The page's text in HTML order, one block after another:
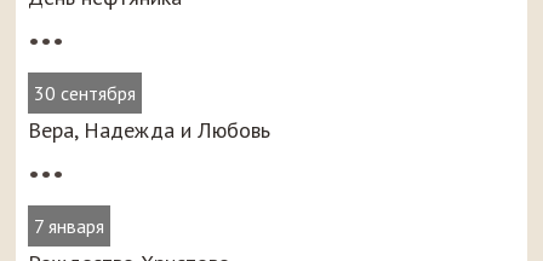
•••
30 сентября
Вера, Надежда и Любовь
•••
7 января